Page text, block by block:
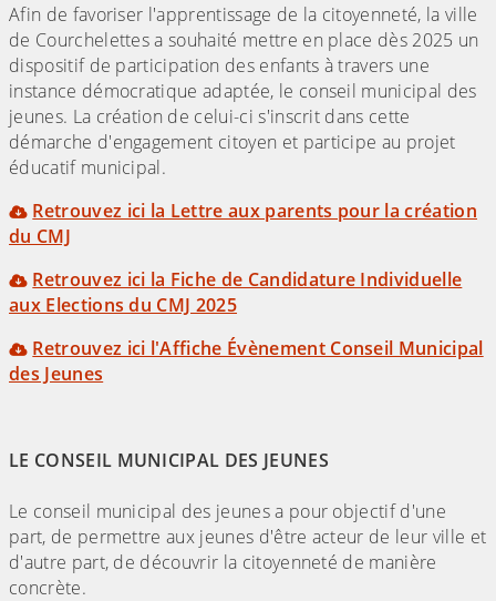
Afin de favoriser l'apprentissage de la citoyenneté, la ville
de Courchelettes a souhaité mettre en place dès 2025 un
dispositif de participation des enfants à travers une
instance démocratique adaptée, le conseil municipal des
jeunes. La création de celui-ci s'inscrit dans cette
démarche d'engagement citoyen et participe au projet
éducatif municipal.
Retrouvez ici la Lettre aux parents pour la création
du CMJ
Retrouvez ici la Fiche de Candidature Individuelle
aux Elections du CMJ 2025
Retrouvez ici l'Affiche Évènement Conseil Municipal
des Jeunes
LE CONSEIL MUNICIPAL DES JEUNES
Le conseil municipal des jeunes a pour objectif d'une
part, de permettre aux jeunes d'être acteur de leur ville et
d'autre part, de découvrir la citoyenneté de manière
concrète.